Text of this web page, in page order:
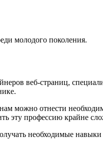
молодого поколения.
веб-страниц,
можно отнести
эту профессию крайне
необходимые